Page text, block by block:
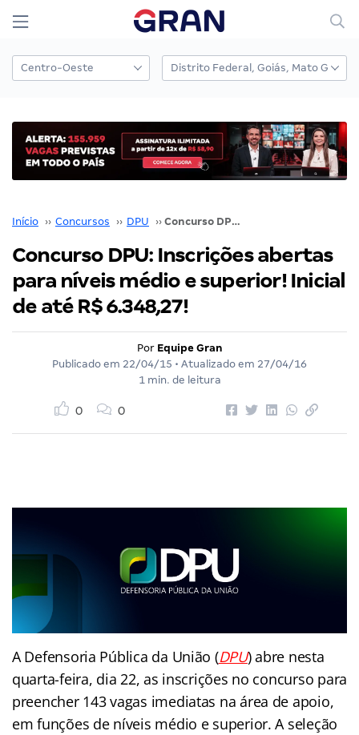
Início ›› Concursos ›› DPU ›› Concurso DPU: Inscrições abertas para níveis médio e superior! Inicial de até R$ 6.348,27!
Concurso DPU: Inscrições abertas
para níveis médio e superior! Inicial
de até R$ 6.348,27!
Por Equipe Gran
Publicado em 22/04/15 • Atualizado em 27/04/16
1 min. de leitura
0 0
A Defensoria Pública da União (DPU) abre nesta
quarta-feira, dia 22, as inscrições no concurso para
preencher 143 vagas imediatas na área de apoio,
em funções de níveis médio e superior. A seleção